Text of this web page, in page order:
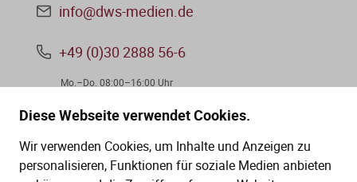
Diese Webseite verwendet Cookies.
Wir verwenden Cookies, um Inhalte und Anzeigen zu
personalisieren, Funktionen für soziale Medien anbieten
info@dws-medien.de
+49 (0)30 2888 56-6
Mo.–Do. 08:00–16:00 Uhr
SERVICE